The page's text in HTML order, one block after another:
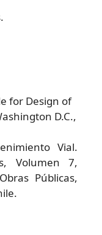
for Design of
D.C.,
Vial.
Volumen 7,
Públicas,